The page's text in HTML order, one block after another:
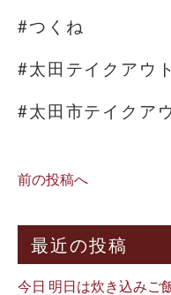
#つくね
#太田テイクアウト
#太田市テイクア
前の投稿へ
最近の投稿
今日 明日は炊き込みご